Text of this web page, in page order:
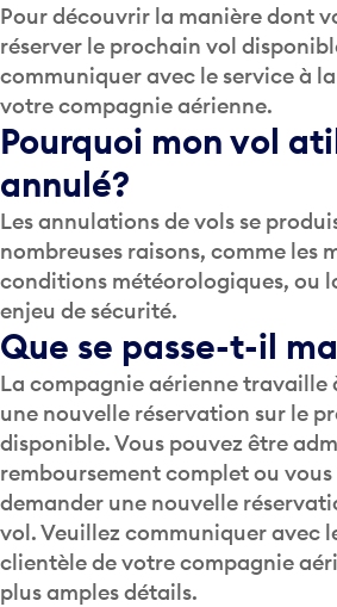
Pour découvrir la manière dont
réserver le prochain vol
communiquer avec le service à
votre compagnie aérienne.
Pourquoi mon vol
annulé?
Les annulations de vols se
nombreuses raisons, comme les
conditions météorologiques, ou
enjeu de sécurité.
Que se passe-t-il
La compagnie aérienne travaille
une nouvelle réservation sur le
disponible. Vous pouvez être
remboursement complet ou vous
demander une nouvelle
vol. Veuillez communiquer avec
clientèle de votre compagnie
plus amples détails.